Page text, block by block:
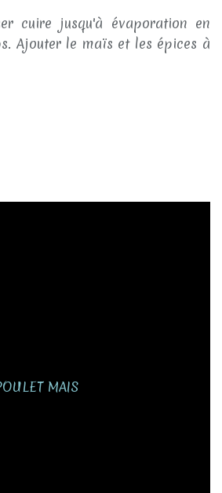
cuire jusqu'à évaporation en
Ajouter le maïs et les épices à